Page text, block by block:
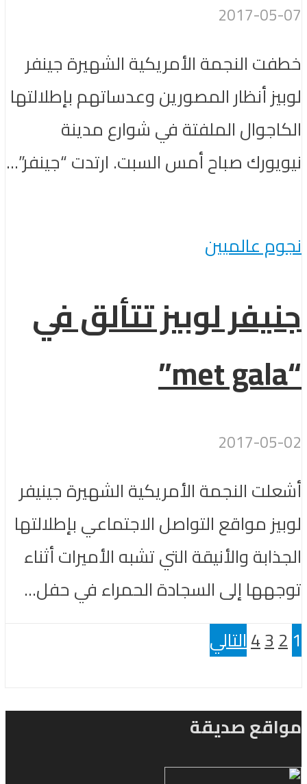
2017-05-07
خطفت النجمة الأمريكية الشهيرة جينفر
لوبيز أنظار المصورين وعدساتهم بإطلالتها
الكاجوال الملفتة في شوارع مدينة
نيويورك صباح أمس السبت. ارتدت “جينفر”...
نجوم عالميين
جنيفر لوبيز تتألق في
“met gala”
2017-05-02
أشعلت النجمة الأمريكية الشهيرة جينيفر
لوبيز مواقع التواصل الاجتماعي بإطلالتها
الجذابة والأنيقة التي تشبه الأميرات أثناء
توجهها إلى السجادة الحمراء في حفل...
1
2
3
4التالي
مواقع صديقة